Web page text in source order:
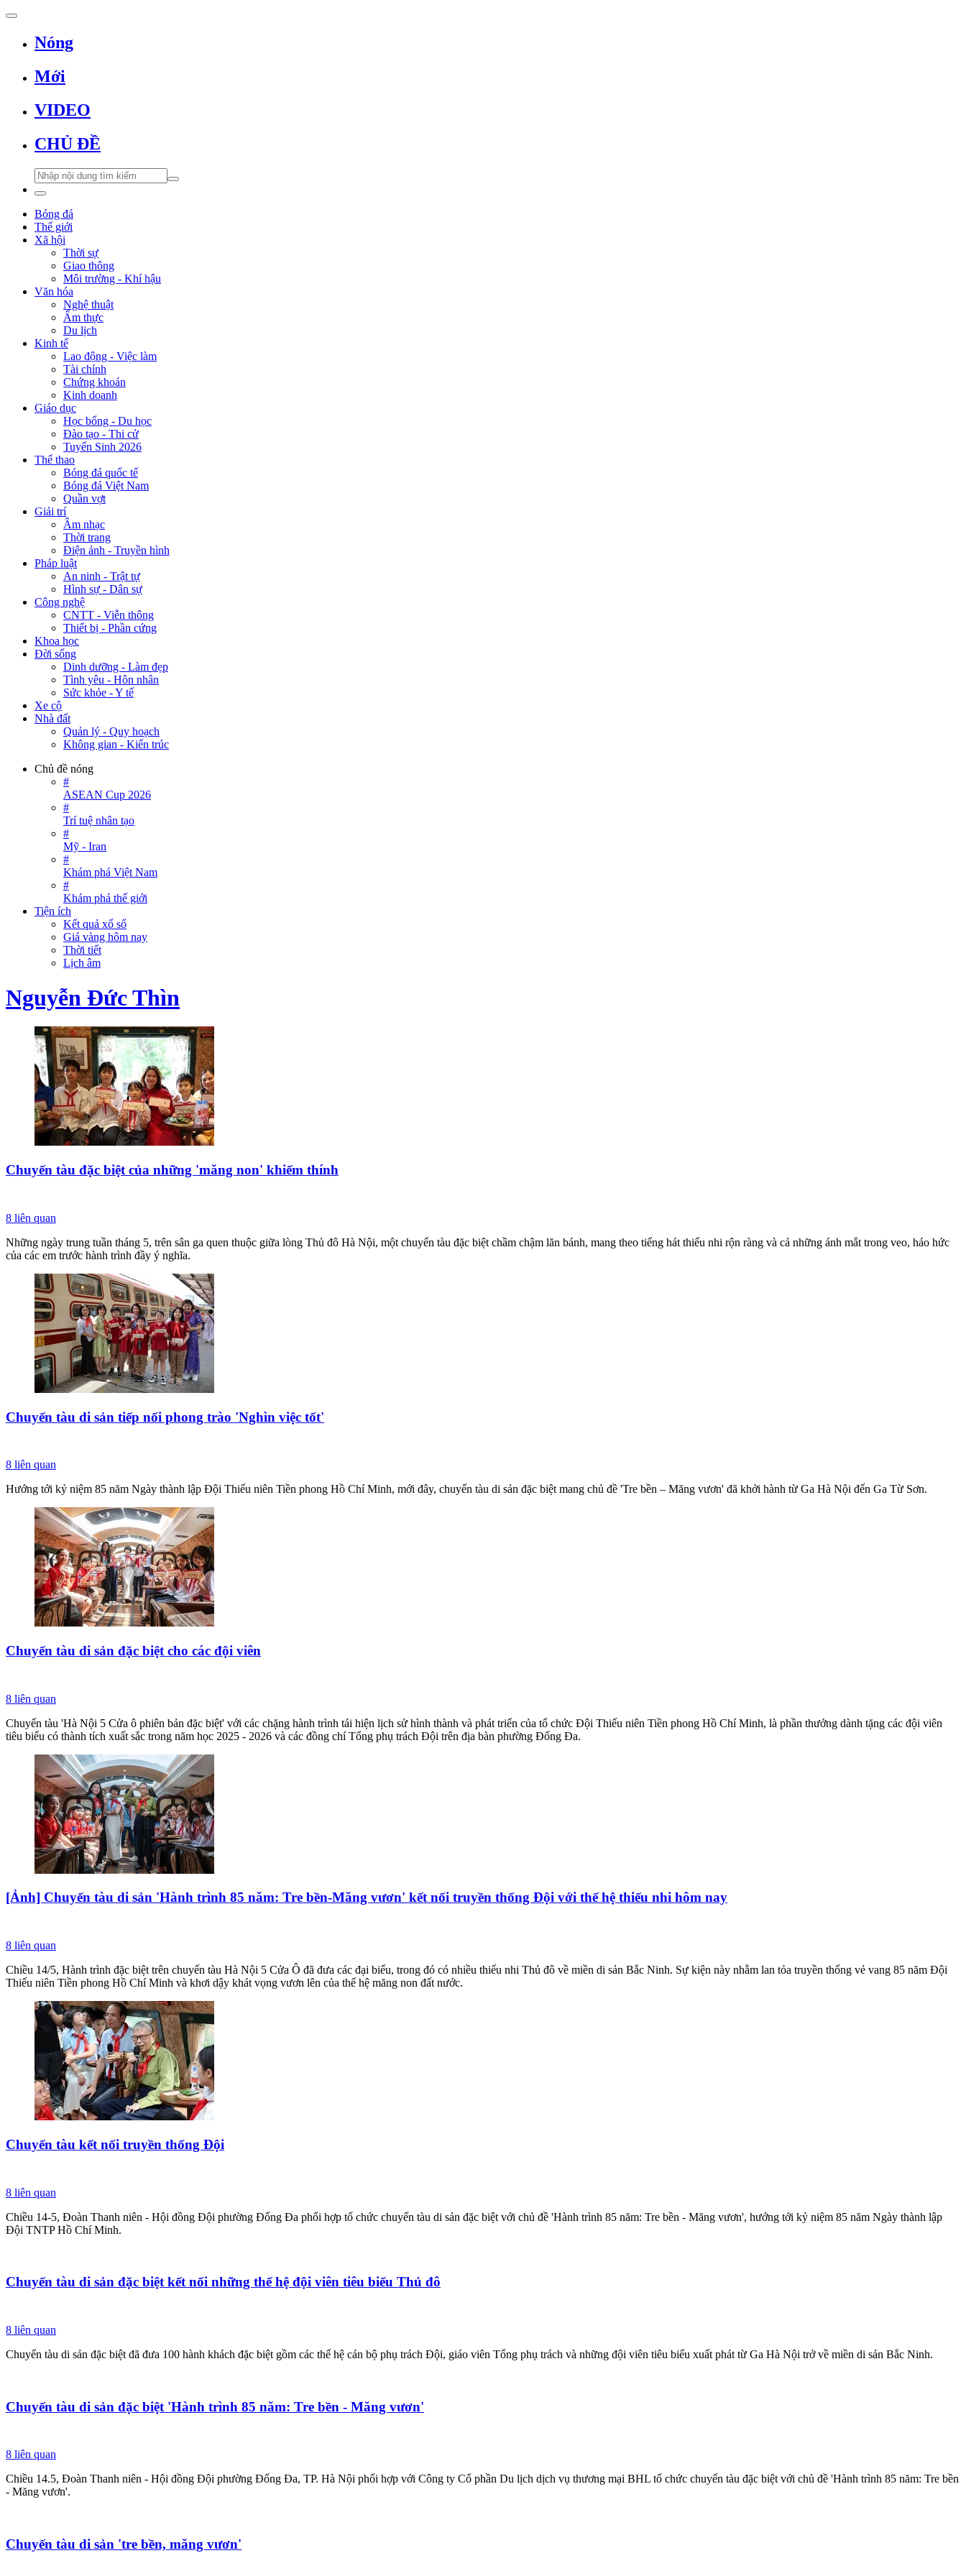
Nóng
Mới
VIDEO
CHỦ ĐỀ
Bóng đá
Thế giới
Xã hội
Thời sự
Giao thông
Môi trường - Khí hậu
Văn hóa
Nghệ thuật
Ẩm thực
Du lịch
Kinh tế
Lao động - Việc làm
Tài chính
Chứng khoán
Kinh doanh
Giáo dục
Học bổng - Du học
Đào tạo - Thi cử
Tuyển Sinh 2026
Thể thao
Bóng đá quốc tế
Bóng đá Việt Nam
Quần vợt
Giải trí
Âm nhạc
Thời trang
Điện ảnh - Truyền hình
Pháp luật
An ninh - Trật tự
Hình sự - Dân sự
Công nghệ
CNTT - Viễn thông
Thiết bị - Phần cứng
Khoa học
Đời sống
Dinh dưỡng - Làm đẹp
Tình yêu - Hôn nhân
Sức khỏe - Y tế
Xe cộ
Nhà đất
Quản lý - Quy hoạch
Không gian - Kiến trúc
Chủ đề nóng
#
ASEAN Cup 2026
#
Trí tuệ nhân tạo
#
Mỹ - Iran
#
Khám phá Việt Nam
#
Khám phá thế giới
Tiện ích
Kết quả xổ số
Giá vàng hôm nay
Thời tiết
Lịch âm
Nguyễn Đức Thìn
Chuyến tàu đặc biệt của những 'măng non' khiếm thính
8 liên quan
Những ngày trung tuần tháng 5, trên sân ga quen thuộc giữa lòng Thủ đô Hà Nội, một chuyến tàu đặc biệt chầm chậm lăn bánh, mang theo tiếng hát thiếu nhi rộn ràng và cả những ánh mắt trong veo, háo hức
của các em trước hành trình đầy ý nghĩa.
Chuyến tàu di sản tiếp nối phong trào 'Nghìn việc tốt'
8 liên quan
Hướng tới kỷ niệm 85 năm Ngày thành lập Đội Thiếu niên Tiền phong Hồ Chí Minh, mới đây, chuyến tàu di sản đặc biệt mang chủ đề 'Tre bền – Măng vươn' đã khởi hành từ Ga Hà Nội đến Ga Từ Sơn.
Chuyến tàu di sản đặc biệt cho các đội viên
8 liên quan
Chuyến tàu 'Hà Nội 5 Cửa ô phiên bản đặc biệt' với các chặng hành trình tái hiện lịch sử hình thành và phát triển của tổ chức Đội Thiếu niên Tiền phong Hồ Chí Minh, là phần thưởng dành tặng các đội viên
tiêu biểu có thành tích xuất sắc trong năm học 2025 - 2026 và các đồng chí Tổng phụ trách Đội trên địa bàn phường Đống Đa.
[Ảnh] Chuyến tàu di sản 'Hành trình 85 năm: Tre bền-Măng vươn' kết nối truyền thống Đội với thế hệ thiếu nhi hôm nay
8 liên quan
Chiều 14/5, Hành trình đặc biệt trên chuyến tàu Hà Nội 5 Cửa Ô đã đưa các đại biểu, trong đó có nhiều thiếu nhi Thủ đô về miền di sản Bắc Ninh. Sự kiện này nhằm lan tỏa truyền thống vẻ vang 85 năm Đội
Thiếu niên Tiền phong Hồ Chí Minh và khơi dậy khát vọng vươn lên của thế hệ măng non đất nước.
Chuyến tàu kết nối truyền thống Đội
8 liên quan
Chiều 14-5, Đoàn Thanh niên - Hội đồng Đội phường Đống Đa phối hợp tổ chức chuyến tàu di sản đặc biệt với chủ đề 'Hành trình 85 năm: Tre bền - Măng vươn', hướng tới kỷ niệm 85 năm Ngày thành lập
Đội TNTP Hồ Chí Minh.
Chuyến tàu di sản đặc biệt kết nối những thế hệ đội viên tiêu biểu Thủ đô
8 liên quan
Chuyến tàu di sản đặc biệt đã đưa 100 hành khách đặc biệt gồm các thế hệ cán bộ phụ trách Đội, giáo viên Tổng phụ trách và những đội viên tiêu biểu xuất phát từ Ga Hà Nội trở về miền di sản Bắc Ninh.
Chuyến tàu di sản đặc biệt 'Hành trình 85 năm: Tre bền - Măng vươn'
8 liên quan
Chiều 14.5, Đoàn Thanh niên - Hội đồng Đội phường Đống Đa, TP. Hà Nội phối hợp với Công ty Cổ phần Du lịch dịch vụ thương mại BHL tổ chức chuyến tàu đặc biệt với chủ đề 'Hành trình 85 năm: Tre bền
- Măng vươn'.
Chuyến tàu di sản 'tre bền, măng vươn'